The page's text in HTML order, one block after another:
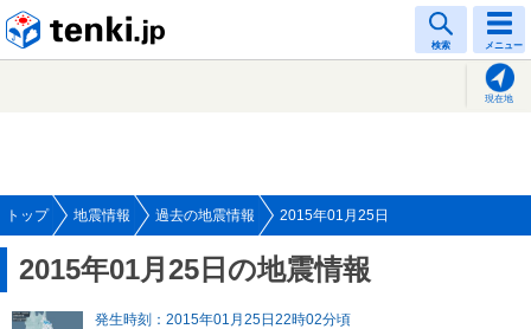
検索 メニュー
現在地
トップ 地震情報 過去の地震情報 2015年01月25日
2015年01月25日の地震情報
発生時刻：2015年01月25日22時02分頃